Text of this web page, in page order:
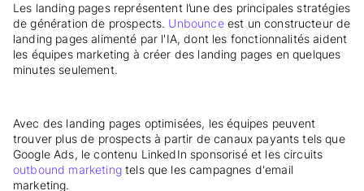
Les landing pages représentent l’une des principales stratégies
de génération de prospects. Unbounceest un constructeur de
landing pages alimenté par l'IA, dont les fonctionnalités aident
les équipes marketing à créer des landing pages en quelques
minutes seulement.
Avec des landing pages optimisées, les équipes peuvent
trouver plus de prospects à partir de canaux payants tels que
Google Ads, le contenu LinkedIn sponsorisé et les circuits
outbound marketingtels que les campagnes d'email
marketing.